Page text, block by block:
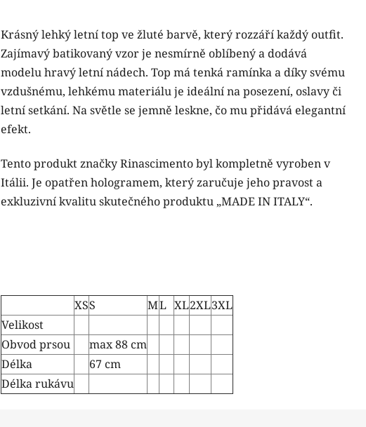
Krásný lehký letní top ve žluté barvě, který rozzáří každý outfit.
Zajímavý batikovaný vzor je nesmírně oblíbený a dodává
modelu hravý letní nádech. Top má tenká ramínka a díky svému
vzdušnému, lehkému materiálu je ideální na posezení, oslavy či
letní setkání. Na světle se jemně leskne, čo mu přidává elegantní
efekt.
Tento produkt značky Rinascimento byl kompletně vyroben v
Itálii. Je opatřen hologramem, který zaručuje jeho pravost a
exkluzivní kvalitu skutečného produktu „MADE IN ITALY“.
XSS ML XL2XL3XL
Velikost
Obvod prsou
max 88 cm
Délka
67 cm
Délka rukávu